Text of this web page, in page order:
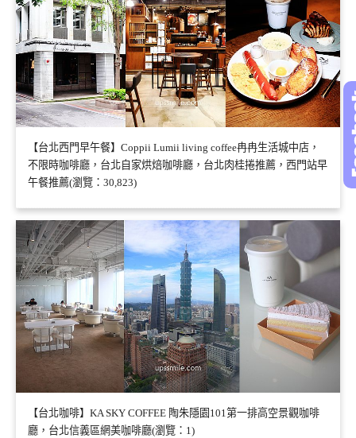
【台北西門早午餐】Coppii Lumii living coffee冉冉生活城中店，
不限時咖啡廳，台北自家烘焙咖啡廳，台北肉桂捲推薦，西門站早
午餐推薦(瀏覽：30,823)
【台北咖啡】KA SKY COFFEE 陶朱隱園101第一排高空景觀咖啡
廳，台北信義區網美咖啡廳(瀏覽：1)